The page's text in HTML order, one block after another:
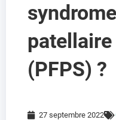
(PFPS) ?
27 septembre 2022